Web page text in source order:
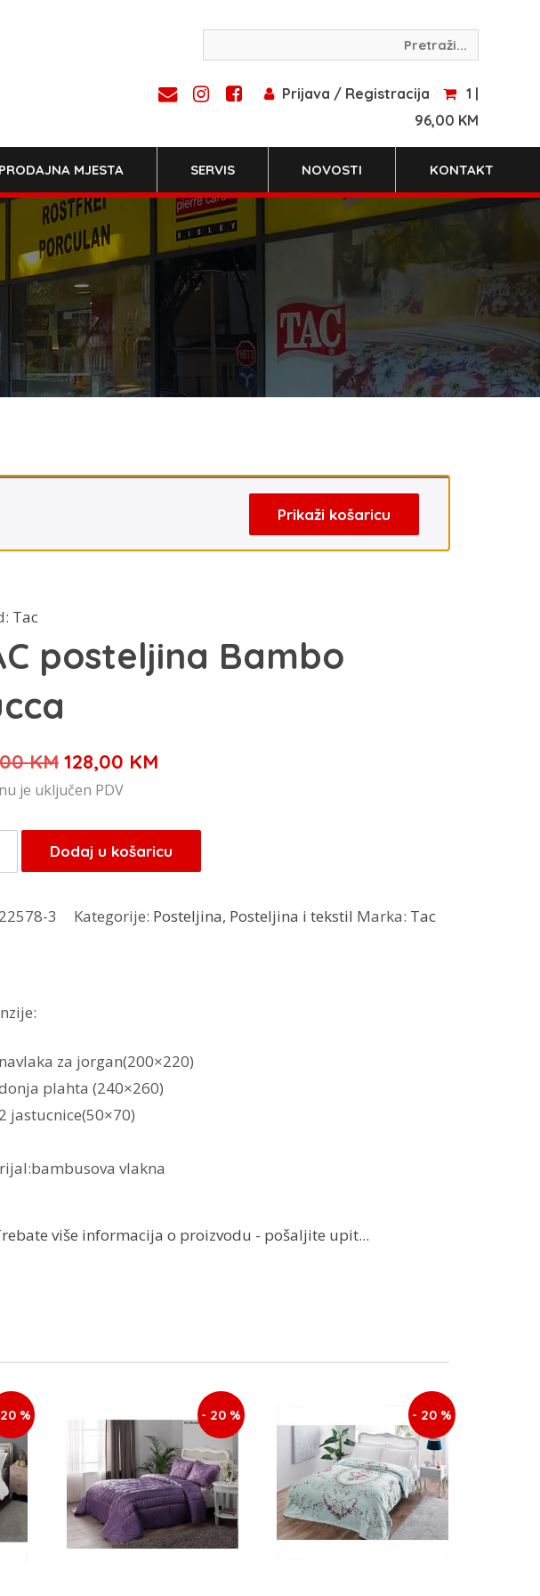
Prijava / Registracija
1 |
96,00 KM
PRODAJNA MJESTA SERVIS NOVOSTI KONTAKT
Prikaži košaricu
Tac
posteljina Bambo
KM Izvorna
cijena
je:
160,00 KM.
128,00 KMTrenutna
128,00 KM.
je uključen PDV
Dodaj u košaricu
22578-3 Kategorije: Posteljina, Posteljina i tekstil Marka: Tac
navlaka za jorgan(200×220)
plahta (240×260)
2 jastucnice(50×70)
vlakna
više informacija o proizvodu - pošaljite upit...
% - 20 % - 20 %